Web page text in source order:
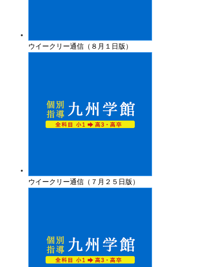
ウイークリー通信（８月１日版）
ウイークリー通信（７月２５日版）